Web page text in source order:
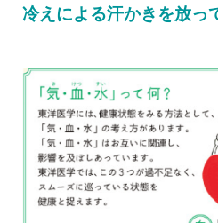
冷えによる汗かきを放っ